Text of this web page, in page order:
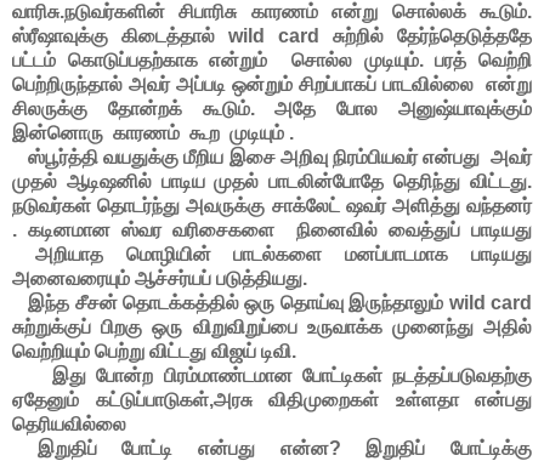
வாரிசு.நடுவர்களின் சிபாரிசு காரணம் என்று சொல்லக் கூடும்.
ஸ்ரீஷாவுக்கு கிடைத்தால் wild card சுற்றில் தேர்ந்தெடுத்ததே
பட்டம் கொடுப்பதற்காக என்றும் சொல்ல முடியும். பரத் வெற்றி
பெற்றிருந்தால் அவர் அப்படி ஒன்றும் சிறப்பாகப் பாடவில்லை என்று
சிலருக்கு தோன்றக் கூடும். அதே போல அனுஷ்யாவுக்கும்
இன்னொரு காரணம் கூற முடியும் .
ஸ்பூர்த்தி வயதுக்கு மீறிய இசை அறிவு நிரம்பியவர் என்பது அவர்
முதல் ஆடிஷனில் பாடிய முதல் பாடலின்போதே தெரிந்து விட்டது.
நடுவர்கள் தொடர்ந்து அவருக்கு சாக்லேட் ஷவர் அளித்து வந்தனர்
. கடினமான ஸ்வர வரிசைகளை நினைவில் வைத்துப் பாடியது
அறியாத மொழியின் பாடல்களை மனப்பாடமாக பாடியது
அனைவரையும் ஆச்சர்யப் படுத்தியது.
இந்த சீசன் தொடக்கத்தில் ஒரு தொய்வு இருந்தாலும் wild card
சுற்றுக்குப் பிறகு ஒரு விறுவிறுப்பை உருவாக்க முனைந்து அதில்
வெற்றியும் பெற்று விட்டது விஜய் டிவி.
இது போன்ற பிரம்மாண்டமான போட்டிகள் நடத்தப்படுவதற்கு
ஏதேனும் கட்டுப்பாடுகள்,அரசு விதிமுறைகள் உள்ளதா என்பது
தெரியவில்லை
இறுதிப் போட்டி என்பது என்ன? இறுதிப் போட்டிக்கு